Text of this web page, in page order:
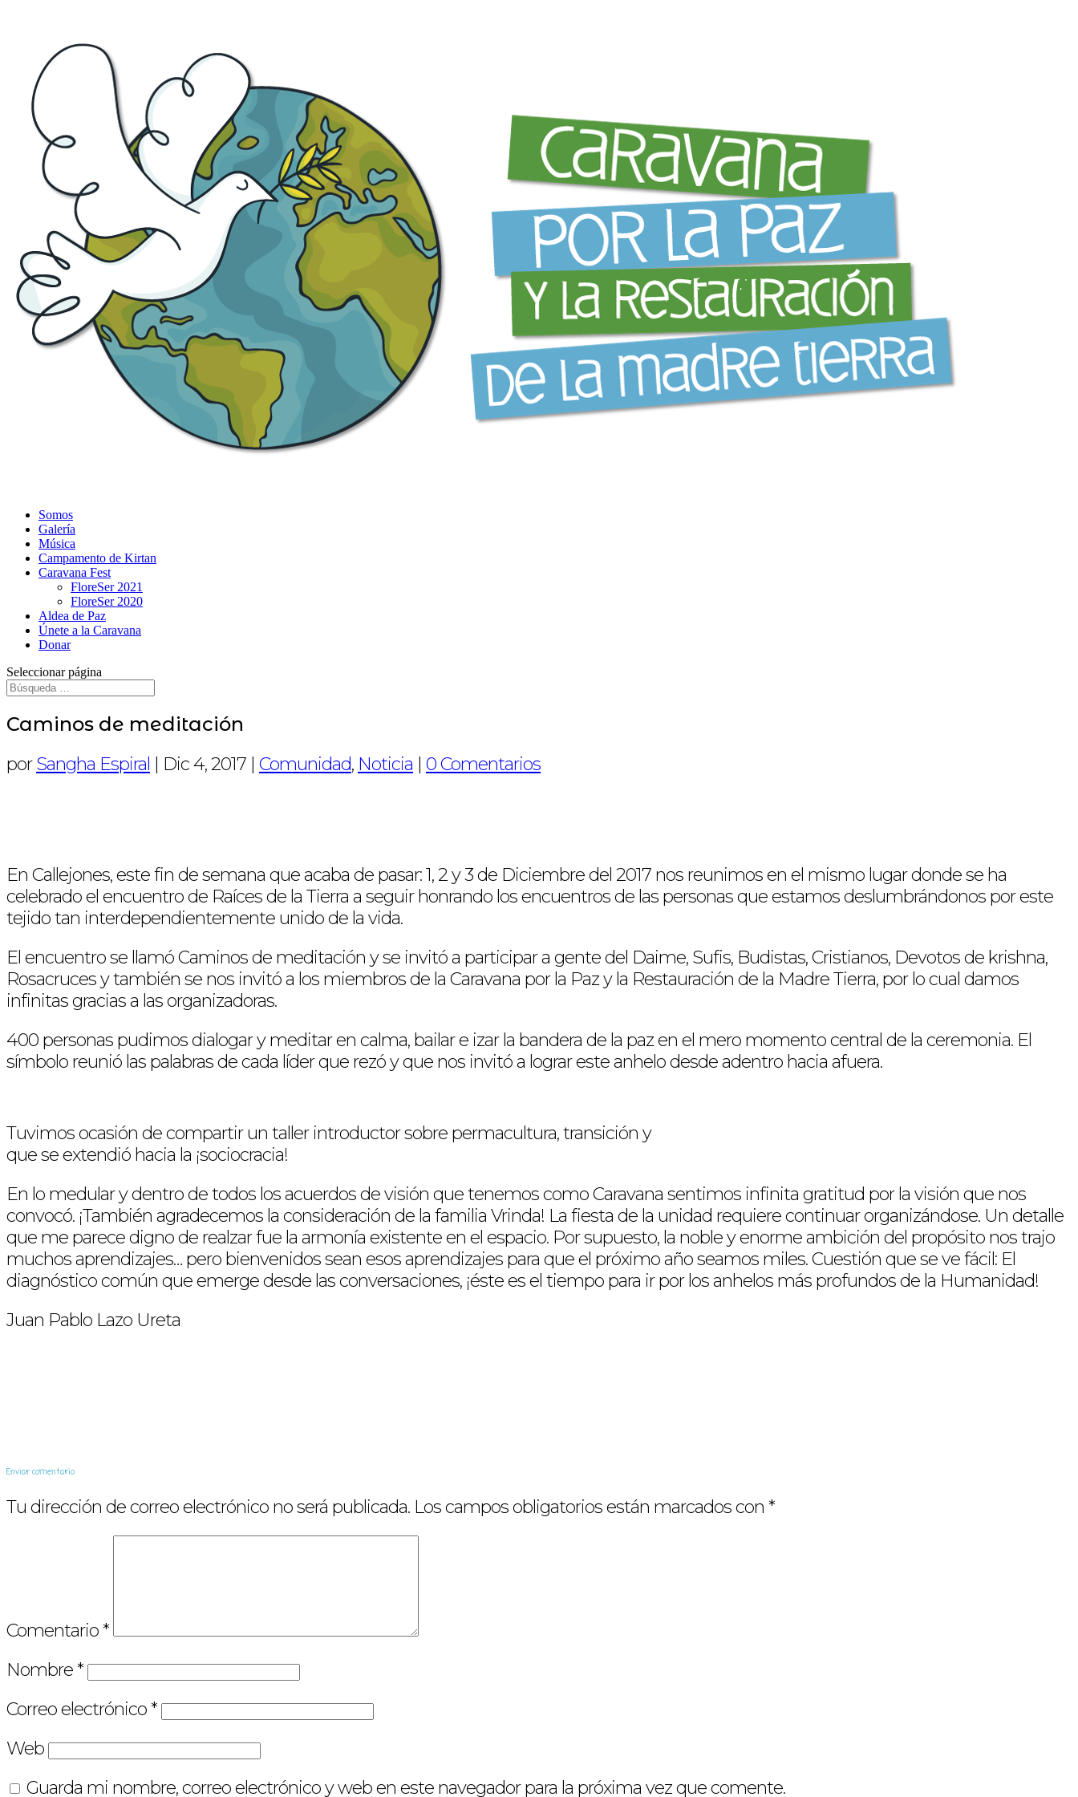
Somos
Galería
Música
Campamento de Kirtan
Caravana Fest
FloreSer 2021
FloreSer 2020
Aldea de Paz
Únete a la Caravana
Donar
Seleccionar página
Caminos de meditación
porSangha Espiral | Dic 4, 2017 | Comunidad, Noticia | 0 Comentarios
En Callejones, este fin de semana que acaba de pasar: 1, 2 y 3 de Diciembre del 2017 nos reunimos en el mismo lugar donde se ha
celebrado el encuentro de Raíces de la Tierra a seguir honrando los encuentros de las personas que estamos deslumbrándonos por este
tejido tan interdependientemente unido de la vida.
El encuentro se llamó Caminos de meditación y se invitó a participar a gente del Daime, Sufis, Budistas, Cristianos, Devotos de krishna,
Rosacruces y también se nos invitó a los miembros de la Caravana por la Paz y la Restauración de la Madre Tierra, por lo cual damos
infinitas gracias a las organizadoras.
400 personas pudimos dialogar y meditar en calma, bailar e izar la bandera de la paz en el mero momento central de la ceremonia. El
símbolo reunió las palabras de cada líder que rezó y que nos invitó a lograr este anhelo desde adentro hacia afuera.
Tuvimos ocasión de compartir un taller introductor sobre permacultura, transición y
que se extendió hacia la ¡sociocracia!
En lo medular y dentro de todos los acuerdos de visión que tenemos como Caravana sentimos infinita gratitud por la visión que nos
convocó. ¡También agradecemos la consideración de la familia Vrinda! La fiesta de la unidad requiere continuar organizándose. Un detalle
que me parece digno de realzar fue la armonía existente en el espacio. Por supuesto, la noble y enorme ambición del propósito nos trajo
muchos aprendizajes… pero bienvenidos sean esos aprendizajes para que el próximo año seamos miles. Cuestión que se ve fácil: El
diagnóstico común que emerge desde las conversaciones, ¡éste es el tiempo para ir por los anhelos más profundos de la Humanidad!
Juan Pablo Lazo Ureta
Enviar comentario
Tu dirección de correo electrónico no será publicada. Los campos obligatorios están marcados con *
Comentario*
Nombre*
Correo electrónico*
Web
Guarda mi nombre, correo electrónico y web en este navegador para la próxima vez que comente.